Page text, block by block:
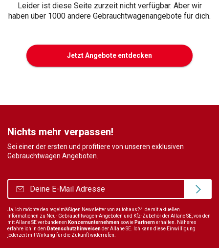
Leider ist diese Seite zurzeit nicht verfügbar. Aber wir
haben über 1000 andere Gebrauchtwagenangebote für dich.
Jetzt Angebote entdecken
Nichts mehr verpassen!
Sei einer der ersten und profitiere von unseren exklusiven
Gebrauchtwagen Angeboten.
Ja, ich möchte den regelmäßigen Newsletter von autohaus24.de mit aktuellen
Informationen zu Neu- Gebrauchtwagen-Angeboten und Kfz-Zubehör der Allane SE, von den
mit Allane SE verbundenen Konzernunternehmen sowie Partnernerhalten. Näheres
erfahre ich in den Datenschutzhinweisender Allane SE. Ich kann diese Einwilligung
jederzeit mit Wirkung für die Zukunft widerrufen.